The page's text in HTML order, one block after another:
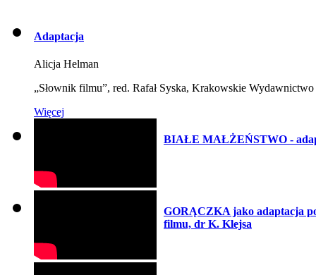
Adaptacja
Alicja Helman
„Słownik filmu”, red. Rafał Syska, Krakowskie
Więcej
BIAŁE MAŁŻEŃSTWO -
GORĄCZKA jako adaptacja
filmu, dr K. Klejsa